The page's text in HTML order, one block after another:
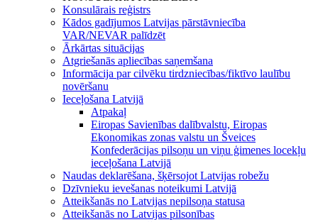
Konsulārais reģistrs
Kādos gadījumos Latvijas pārstāvniecība
VAR/NEVAR palīdzēt
Ārkārtas situācijas
Atgriešanās apliecības saņemšana
Informācija par cilvēku tirdzniecības/fiktīvo laulību
novēršanu
Ieceļošana Latvijā
Atpakaļ
Eiropas Savienības dalībvalstu, Eiropas
Ekonomikas zonas valstu un Šveices
Konfederācijas pilsoņu un viņu ģimenes locekļu
ieceļošana Latvijā
Naudas deklarēšana, šķērsojot Latvijas robežu
Dzīvnieku ievešanas noteikumi Latvijā
Atteikšanās no Latvijas nepilsoņa statusa
Atteikšanās no Latvijas pilsonības